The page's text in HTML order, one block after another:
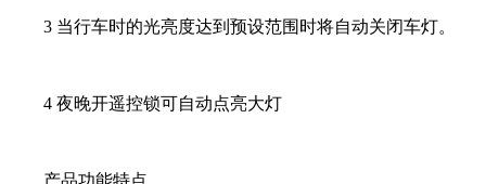
3 当行车时的光亮度达到预设范围时将自动关闭车灯。
4 夜晚开遥控锁可自动点亮大灯
产品功能特点